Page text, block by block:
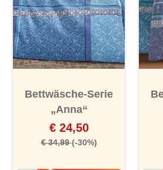
Bettwäsche-Serie
„Anna“
€ 24,50
€ 34,99(-30%)